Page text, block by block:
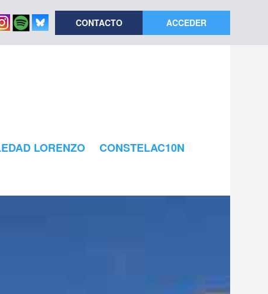
CONTACTO ACCEDER
LORENZO
CONSTELAC10N